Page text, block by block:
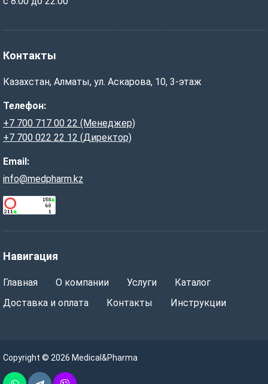
Навигация
Главная О компании Услуги
Каталог
Доставка и оплата
Контакты Инструкции
Контакты
Казахстан, Алматы, ул. Аскарова, 10, 3-этаж
Телефон:
+7 700 717 00 22 (Менеджер)
+7 700 022 22 12 (Директор)
Email:
info@medpharm.kz
Copyright © 2026 Medical&Pharma